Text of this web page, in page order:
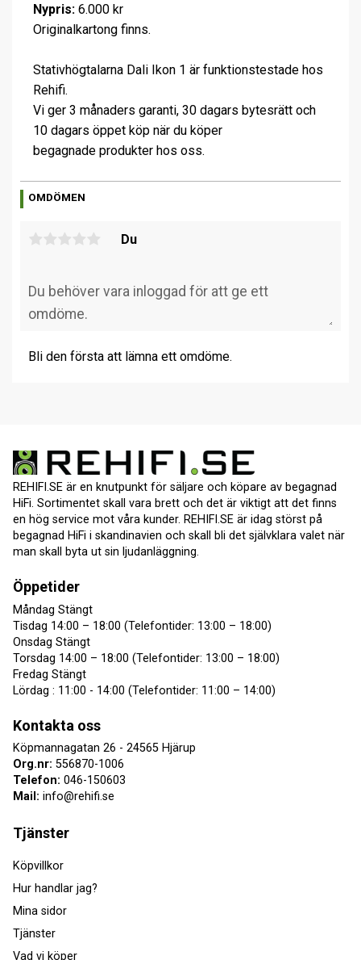
Nypris: 6.000 kr
Originalkartong finns.
Stativhögtalarna Dali Ikon 1 är funktionstestade hos
Rehifi.
Vi ger 3 månaders garanti, 30 dagars bytesrätt och
10 dagars öppet köp när du köper
begagnade produkter hos oss.
OMDÖMEN
Du
Bli den första att lämna ett omdöme.
REHIFI.SE är en knutpunkt för säljare och köpare av begagnad
HiFi. Sortimentet skall vara brett och det är viktigt att det finns
en hög service mot våra kunder. REHIFI.SE är idag störst på
begagnad HiFi i skandinavien och skall bli det självklara valet när
man skall byta ut sin ljudanläggning.
Öppetider
Måndag Stängt
Tisdag 14:00 – 18:00 (Telefontider: 13:00 – 18:00)
Onsdag Stängt
Torsdag 14:00 – 18:00 (Telefontider: 13:00 – 18:00)
Fredag Stängt
Lördag : 11:00 - 14:00 (Telefontider: 11:00 – 14:00)
Kontakta oss
Köpmannagatan 26 - 24565 Hjärup
Org.nr: 556870-1006
Telefon: 046-150603
Mail: info@rehifi.se
Tjänster
Köpvillkor
Hur handlar jag?
Mina sidor
Tjänster
Vad vi köper